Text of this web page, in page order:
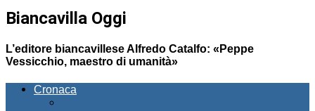
Biancavilla Oggi
L’editore biancavillese Alfredo Catalfo: «Peppe
Vessicchio, maestro di umanità»
Cronaca